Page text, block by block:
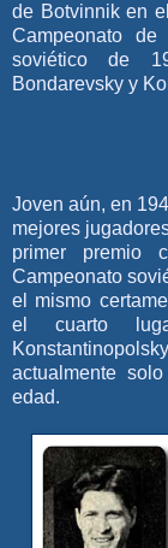
de Botvinnik en
Campeonato
soviético de
Bondarevsky y
Joven aún, en
mejores
primer premio
Campeonato
el mismo
el cuarto
actualmente
edad.